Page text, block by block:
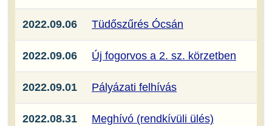
2022.09.06 Tüdőszűrés Ócsán
2022.09.06 Új fogorvos a 2. sz. körzetben
2022.09.01 Pályázati felhívás
2022.08.31 Meghívó (rendkívüli ülés)